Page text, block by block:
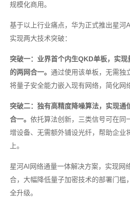
规模化商用。
基于以上行业痛点，华为正式推出星河
实现两大技术突破：
突破一：业界首个内生QKD单板，实
的两网合一。 通过使用该单板，无需独
将量子安全能力嵌入现有网络，简化网
突破二：独有高精度降噪算法，实现通
合一。 依托算法创新，三类信号可在同
增设备、无需额外铺设光纤，帮助企业
上。
星河AI网络通量一体解决方案，实现网
合，大幅降低量子加密技术的部署门槛
全升级。